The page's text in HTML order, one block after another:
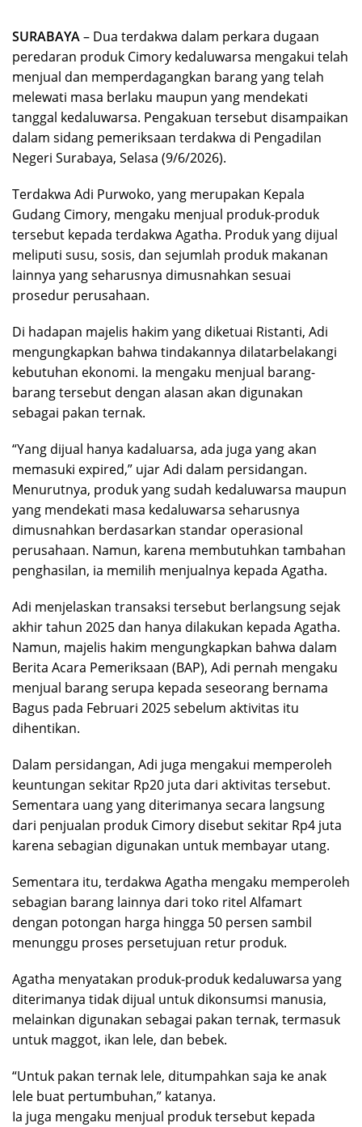
SURABAYA– Dua terdakwa dalam perkara dugaan
peredaran produk Cimory kedaluwarsa mengakui telah
menjual dan memperdagangkan barang yang telah
melewati masa berlaku maupun yang mendekati
tanggal kedaluwarsa. Pengakuan tersebut disampaikan
dalam sidang pemeriksaan terdakwa di Pengadilan
Negeri Surabaya, Selasa (9/6/2026).
Terdakwa Adi Purwoko, yang merupakan Kepala
Gudang Cimory, mengaku menjual produk-produk
tersebut kepada terdakwa Agatha. Produk yang dijual
meliputi susu, sosis, dan sejumlah produk makanan
lainnya yang seharusnya dimusnahkan sesuai
prosedur perusahaan.
Di hadapan majelis hakim yang diketuai Ristanti, Adi
mengungkapkan bahwa tindakannya dilatarbelakangi
kebutuhan ekonomi. Ia mengaku menjual barang-
barang tersebut dengan alasan akan digunakan
sebagai pakan ternak.
“Yang dijual hanya kadaluarsa, ada juga yang akan
memasuki expired,” ujar Adi dalam persidangan.
Menurutnya, produk yang sudah kedaluwarsa maupun
yang mendekati masa kedaluwarsa seharusnya
dimusnahkan berdasarkan standar operasional
perusahaan. Namun, karena membutuhkan tambahan
penghasilan, ia memilih menjualnya kepada Agatha.
Adi menjelaskan transaksi tersebut berlangsung sejak
akhir tahun 2025 dan hanya dilakukan kepada Agatha.
Namun, majelis hakim mengungkapkan bahwa dalam
Berita Acara Pemeriksaan (BAP), Adi pernah mengaku
menjual barang serupa kepada seseorang bernama
Bagus pada Februari 2025 sebelum aktivitas itu
dihentikan.
Dalam persidangan, Adi juga mengakui memperoleh
keuntungan sekitar Rp20 juta dari aktivitas tersebut.
Sementara uang yang diterimanya secara langsung
dari penjualan produk Cimory disebut sekitar Rp4 juta
karena sebagian digunakan untuk membayar utang.
Sementara itu, terdakwa Agatha mengaku memperoleh
sebagian barang lainnya dari toko ritel Alfamart
dengan potongan harga hingga 50 persen sambil
menunggu proses persetujuan retur produk.
Agatha menyatakan produk-produk kedaluwarsa yang
diterimanya tidak dijual untuk dikonsumsi manusia,
melainkan digunakan sebagai pakan ternak, termasuk
untuk maggot, ikan lele, dan bebek.
“Untuk pakan ternak lele, ditumpahkan saja ke anak
lele buat pertumbuhan,” katanya.
Ia juga mengaku menjual produk tersebut kepada